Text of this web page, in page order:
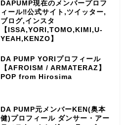
DAPUMP現在のメンバープロフ
ィール‼公式サイト,ツイッター,
ブログ,インスタ
【ISSA,YORI,TOMO,KIMI,U-
YEAH,KENZO】
DA PUMP YORIプロフィール
【AFROISM / ARMATERAZ】
POP from Hirosima
DA PUMP元メンバーKEN(奥本
健)プロフィール ダンサー・アー